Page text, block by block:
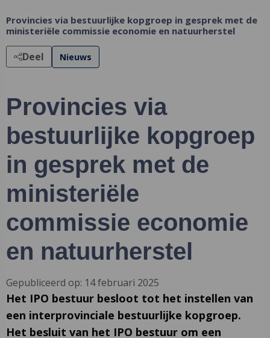
Provincies via bestuurlijke kopgroep in gesprek met de
ministeriële commissie economie en natuurherstel
Deel Nieuws
Provincies via
bestuurlijke kopgroep
in gesprek met de
ministeriële
commissie economie
en natuurherstel
Gepubliceerd op: 14 februari 2025
Het IPO bestuur besloot tot het instellen van
een interprovinciale bestuurlijke kopgroep.
Het besluit van het IPO bestuur om een